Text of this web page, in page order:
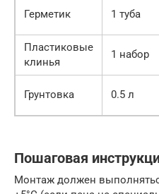
Герметик 1 туба
Пластиковые
клинья
1 набор
Грунтовка 0.5 л
Пошаговая
Монтаж должен